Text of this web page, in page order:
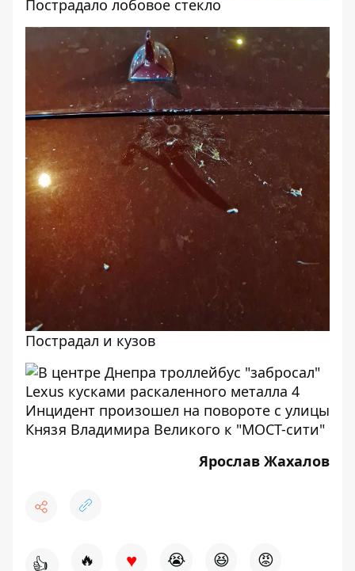
Пострадало лобовое стекло
Пострадал и кузов
Инцидент произошел на повороте с улицы
Князя Владимира Великого к "МОСТ-сити"
Ярослав Жахалов
👍 🔥 ♥ 😭 😆 😡